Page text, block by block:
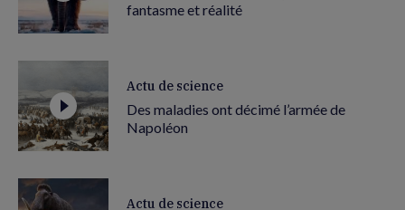
fantasme et réalité
Actu de science
Des maladies ont décimé l’armée de
Napoléon
Actu de science